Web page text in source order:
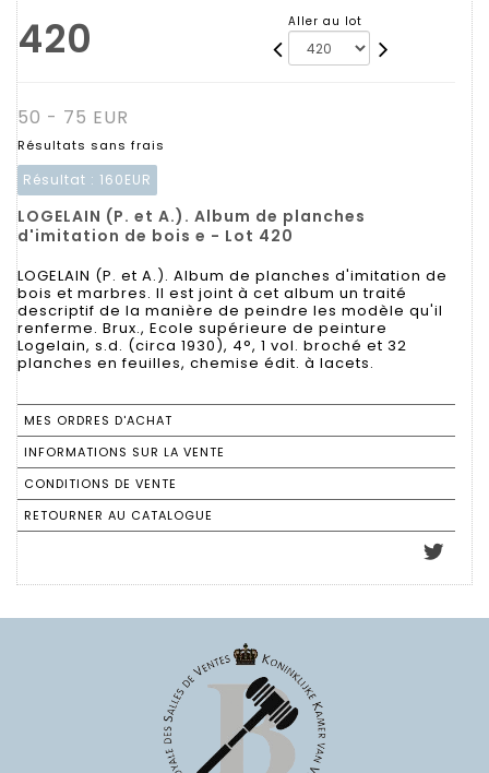
420 Aller au lot
50 - 75 EUR
Résultats sans frais
Résultat : 160EUR
LOGELAIN (P. et A.). Album de planches
d'imitation de bois e - Lot 420
LOGELAIN (P. et A.). Album de planches d'imitation de
bois et marbres. Il est joint à cet album un traité
descriptif de la manière de peindre les modèle qu'il
renferme. Brux., Ecole supérieure de peinture
Logelain, s.d. (circa 1930), 4°, 1 vol. broché et 32
planches en feuilles, chemise édit. à lacets.
MES ORDRES D'ACHAT
INFORMATIONS SUR LA VENTE
CONDITIONS DE VENTE
RETOURNER AU CATALOGUE